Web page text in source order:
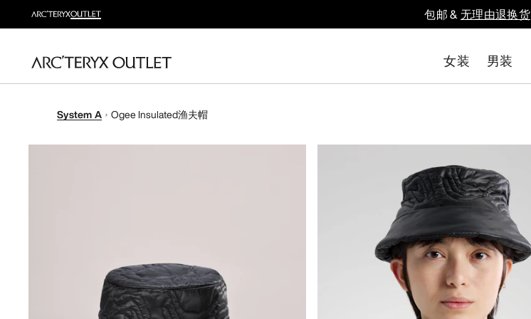
包邮 &无理由退换货
女装 男装
System A Ogee Insulated渔夫帽